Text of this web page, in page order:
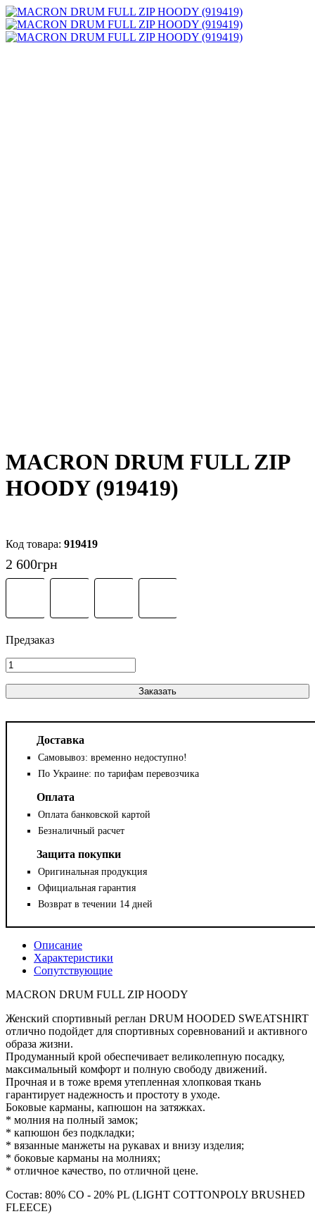
MACRON DRUM FULL ZIP
HOODY (919419)
919419
2 600грн
Заказать
Доставка
Самовывоз: временно недоступно!
По Украине: по тарифам перевозчика
Оплата
Оплата банковской картой
Безналичный расчет
Защита покупки
Оригинальная продукция
Официальная гарантия
Возврат в течении 14 дней
Описание
Характеристики
Сопутствующие
MACRON DRUM FULL ZIP HOODY
Женский спортивный реглан DRUM HOODED SWEATSHIRT
отлично подойдет для спортивных соревнований и активного
образа жизни.
Продуманный крой обеспечивает великолепную посадку,
максимальный комфорт и полную свободу движений.
Прочная и в тоже время утепленная хлопковая ткань
гарантирует надежность и простоту в уходе.
Боковые карманы, капюшон на затяжках.
* молния на полный замок;
* капюшон без подкладки;
* вязанные манжеты на рукавах и внизу изделия;
* боковые карманы на молниях;
* отличное качество, по отличной цене.
Состав: 80% CO - 20% PL (LIGHT COTTONPOLY BRUSHED
FLEECE)